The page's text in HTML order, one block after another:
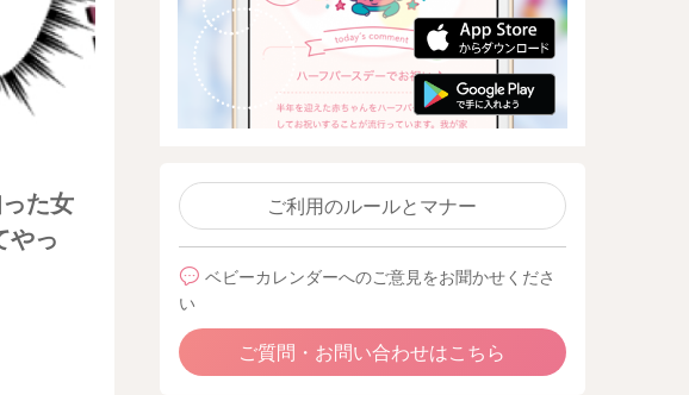
た女
やっ
ご利用のルールとマナー
ベビーカレンダーへのご意見をお聞かせくださ
い
ご質問・お問い合わせはこちら